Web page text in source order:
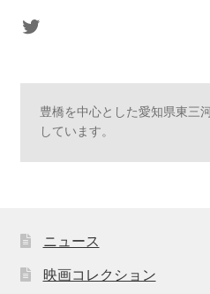
sasaki's Twitter
豊橋を中心とした愛知県東三
しています。
ニュース
映画コレクション